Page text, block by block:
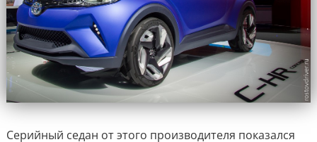
Серийный седан от этого производителя показался